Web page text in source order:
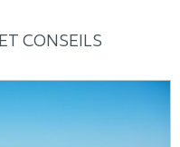
CONSEILS